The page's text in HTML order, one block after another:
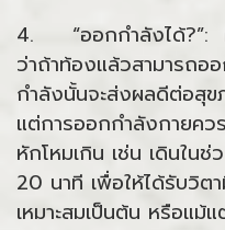
4. “ออกกำลังได้?”:
ว่าถ้าท้องแล้วสามารถอ
กำลังนั้นจะส่งผลดีต่อสุข
แต่การออกกำลังกายควร
หักโหมเกิน เช่น เดินใน
20 นาที เพื่อให้ได้รับวิต
เหมาะสมเป็นต้น หรือแม้